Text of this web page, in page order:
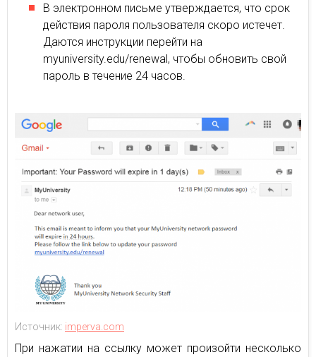
В электронном письме утверждается, что срок
действия пароля пользователя скоро истечет.
Даются инструкции перейти на
myuniversity.edu/renewal, чтобы обновить свой
пароль в течение 24 часов.
Источник: imperva.com
При нажатии на ссылку может произойти несколько